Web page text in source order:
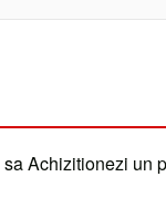
Achizitionezi un